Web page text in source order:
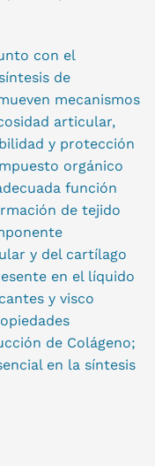
con el
de
mecanismos
articular,
y protección
orgánico
función
de tejido
y del cartílago
en el líquido
y visco
de Colágeno;
en la síntesis